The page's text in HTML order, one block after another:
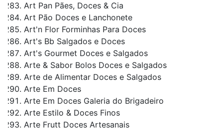
Art Pan Pães, Doces & Cia
Art Pão Doces e Lanchonete
Art'n Flor Forminhas Para Doces
Art's Bb Salgados e Doces
Art's Gourmet Doces e Salgados
Arte & Sabor Bolos Doces e Salgados
Arte de Alimentar Doces e Salgados
Arte Em Doces
Arte Em Doces Galeria do Brigadeiro
Arte Estilo & Doces Finos
Arte Frutt Doces Artesanais